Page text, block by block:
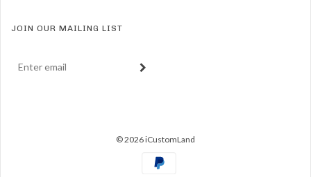
JOIN OUR MAILING LIST
© 2026 iCustomLand